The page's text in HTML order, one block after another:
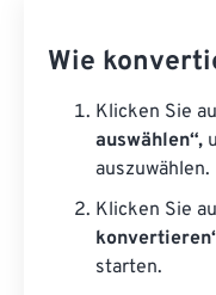
Wie
Klicken Sie
auswählen“,
auszuwählen.
Klicken Sie
starten.